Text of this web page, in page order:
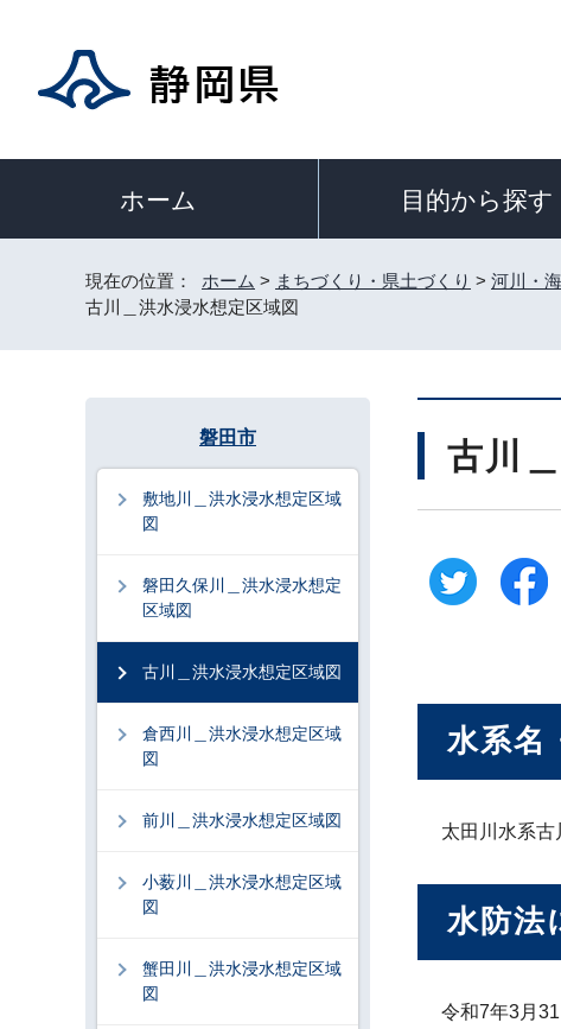
ホーム 目的から探す
現在の位置： ホーム > まちづくり・県土づくり > 河川・
古川＿洪水浸水想定区域図
古川
水系名
太田川水系古
水防法
令和7年3月31
磐田市
敷地川＿洪水浸水想定区域
図
磐田久保川＿洪水浸水想定
区域図
古川＿洪水浸水想定区域図
倉西川＿洪水浸水想定区域
図
前川＿洪水浸水想定区域図
小薮川＿洪水浸水想定区域
図
蟹田川＿洪水浸水想定区域
図